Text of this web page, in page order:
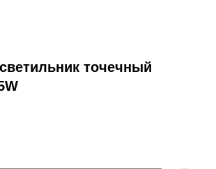
точечный